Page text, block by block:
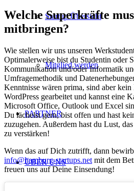
Startup Übersicht
Mitglied werden
PARTNER
ÜBER UNS
Welche Superkräfte
mitbringen?
Wie stellen wir uns unseren
Optimalerweise bist du Studentin oder
Kommunikation und/oder Informatik
Umfragemethodik und
Kenntnisse wären prima, sind aber
WordPress gearbeitet und kannst eine
Microsoft Office, Outlook und Excel
Du lächelst gern, bist offen und hast
zuzugehen. Außerdem hast du Lust,
zu verstärken!
Wenn das auf Dich zutrifft, dann
info@hamburg-startups.net mit dem
freuen uns auf Deine Einsendung!